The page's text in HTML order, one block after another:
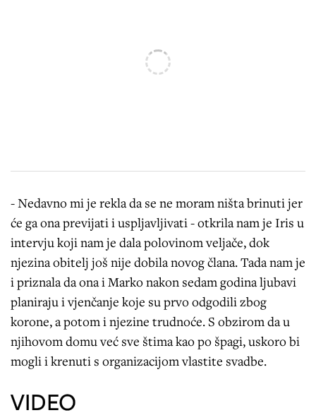
- Nedavno mi je rekla da se ne moram ništa brinuti jer
će ga ona previjati i uspljavljivati - otkrila nam je Iris u
intervju koji nam je dala polovinom veljače, dok
njezina obitelj još nije dobila novog člana. Tada nam je
i priznala da ona i Marko nakon sedam godina ljubavi
planiraju i vjenčanje koje su prvo odgodili zbog
korone, a potom i njezine trudnoće. S obzirom da u
njihovom domu već sve štima kao po špagi, uskoro bi
mogli i krenuti s organizacijom vlastite svadbe.
VIDEO